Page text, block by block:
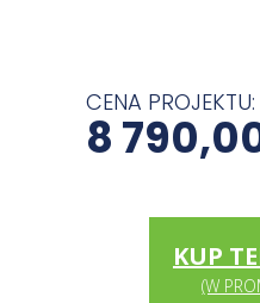
CENA PROJEKTU:
8
KUP
(W